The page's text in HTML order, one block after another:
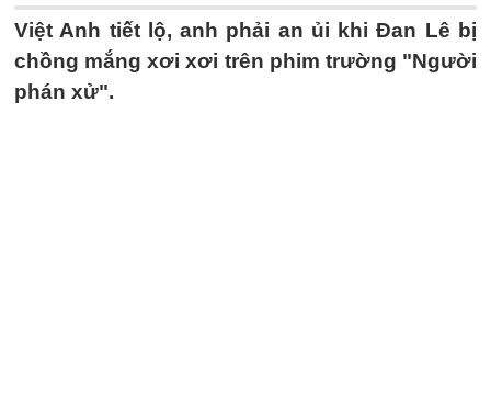
Việt Anh tiết lộ, anh phải an ủi khi Đan Lê bị
chồng mắng xơi xơi trên phim trường "Người
phán xử".